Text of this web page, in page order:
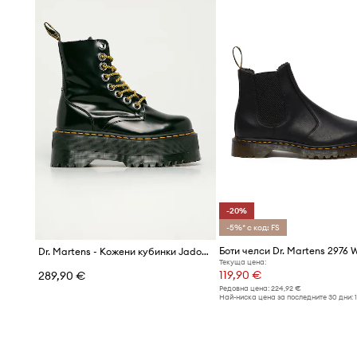
Dr. Martens - Кожени кубинки Jadon Max
289,90 €
-20%
-5%* с код: FS
Боти челси Dr. Martens 2976
Текуща цена:
119,90 €
Редовна цена:224,92 €
Най-ниска цена за последните 30 дни: